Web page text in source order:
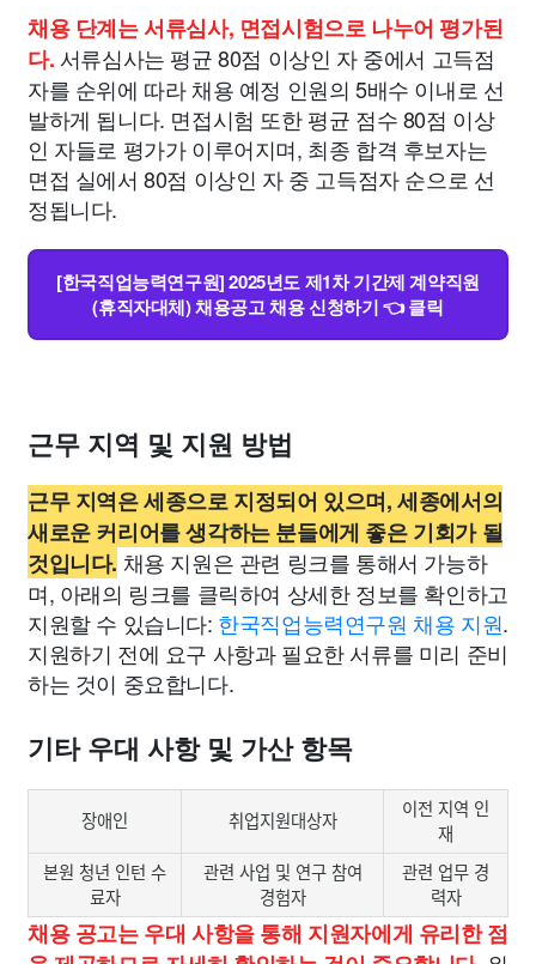
채용 단계는 서류심사, 면접시험으로 나누어 평가된
다. 서류심사는 평균 80점 이상인 자 중에서 고득점
자를 순위에 따라 채용 예정 인원의 5배수 이내로 선
발하게 됩니다. 면접시험 또한 평균 점수 80점 이상
인 자들로 평가가 이루어지며, 최종 합격 후보자는
면접 실에서 80점 이상인 자 중 고득점자 순으로 선
정됩니다.
[한국직업능력연구원] 2025년도 제1차 기간제 계약직원
(휴직자대체) 채용공고 채용 신청하기 👈 클릭
근무 지역 및 지원 방법
근무 지역은 세종으로 지정되어 있으며, 세종에서의
새로운 커리어를 생각하는 분들에게 좋은 기회가 될
것입니다. 채용 지원은 관련 링크를 통해서 가능하
며, 아래의 링크를 클릭하여 상세한 정보를 확인하고
지원할 수 있습니다: 한국직업능력연구원 채용 지원.
지원하기 전에 요구 사항과 필요한 서류를 미리 준비
하는 것이 중요합니다.
기타 우대 사항 및 가산 항목
장애인 취업지원대상자
이전 지역 인
재
본원 청년 인턴 수
료자
관련 사업 및 연구 참여
경험자
관련 업무 경
력자
채용 공고는 우대 사항을 통해 지원자에게 유리한 점